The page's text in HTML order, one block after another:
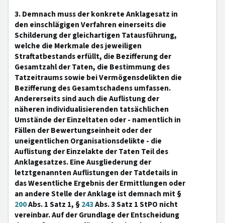
3. Demnach muss der konkrete Anklagesatz in
den einschlägigen Verfahren einerseits die
Schilderung der gleichartigen Tatausführung,
welche die Merkmale des jeweiligen
Straftatbestands erfüllt, die Bezifferung der
Gesamtzahl der Taten, die Bestimmung des
Tatzeitraums sowie bei Vermögensdelikten die
Bezifferung des Gesamtschadens umfassen.
Andererseits sind auch die Auflistung der
näheren individualisierenden tatsächlichen
Umstände der Einzeltaten oder - namentlich in
Fällen der Bewertungseinheit oder der
uneigentlichen Organisationsdelikte - die
Auflistung der Einzelakte der Taten Teil des
Anklagesatzes. Eine Ausgliederung der
letztgenannten Auflistungen der Tatdetails in
das Wesentliche Ergebnis der Ermittlungen oder
an andere Stelle der Anklage ist demnach mit §
200Abs. 1 Satz 1, §243Abs. 3 Satz 1 StPO nicht
vereinbar. Auf der Grundlage der Entscheidung